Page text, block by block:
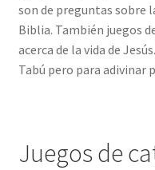
son de preguntas sobre
Biblia. También juegos
acerca de la vida de
Tabú pero para adivinar
Juegos de